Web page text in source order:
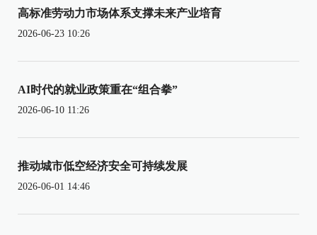
高标准劳动力市场体系支撑未来产业培育
2026-06-23 10:26
AI时代的就业政策重在“组合拳”
2026-06-10 11:26
推动城市低空经济安全可持续发展
2026-06-01 14:46